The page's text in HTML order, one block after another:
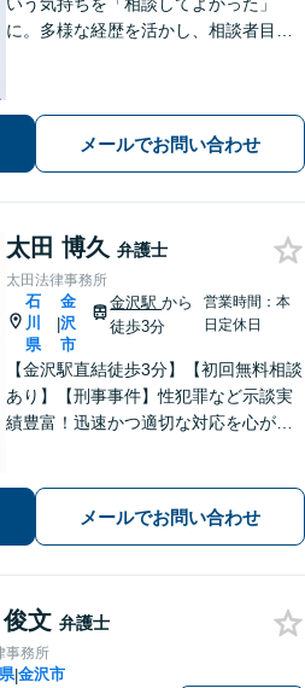
に。多様な経歴を活かし、相談者目線
【初回３０分間相談無料】
メールでお問い合わせ
太田 博久 弁護士
太田法律事務所
石
川
県
|
金
沢
市
金沢駅から
徒歩3分
営業時間：本
日定休日
【金沢駅直結徒歩3分】【初回無料相談
あり】【刑事事件】性犯罪など示談実
績豊富！迅速かつ適切な対応を心がけ
対応で、適切な解決へと導きます。
メールでお問い合わせ
文 弁護士
事務所
|金沢市